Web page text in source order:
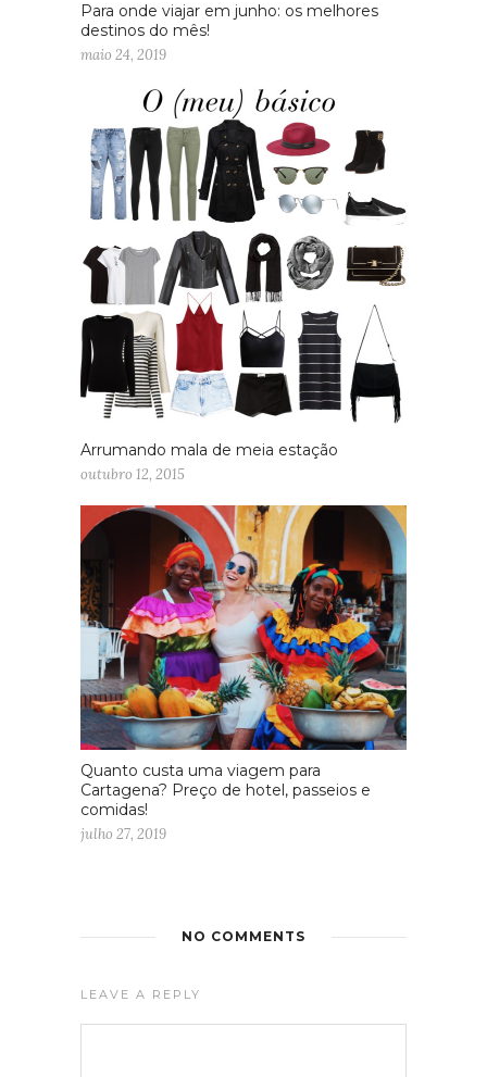
Para onde viajar em junho: os melhores
destinos do mês!
maio 24, 2019
Arrumando mala de meia estação
outubro 12, 2015
Quanto custa uma viagem para
Cartagena? Preço de hotel, passeios e
comidas!
julho 27, 2019
NO COMMENTS
LEAVE A REPLY